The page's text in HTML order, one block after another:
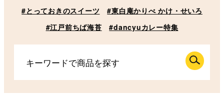
#とっておきのスイーツ
#東白庵かりべ かけ・せいろ
#江戸前ちば海苔
#dancyuカレー特集